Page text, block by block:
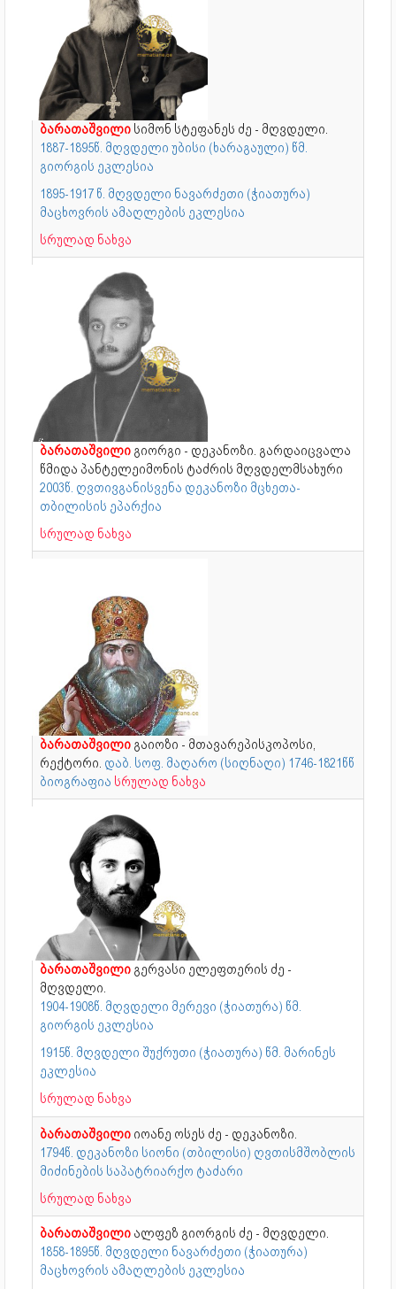
ბარათაშვილი სიმონ სტეფანეს ძე - მღვდელი.
1887-1895წ. მღვდელი უბისი (ხარაგაული) წმ.
გიორგის ეკლესია
1895-1917 წ. მღვდელი ნავარძეთი (ჭიათურა)
მაცხოვრის ამაღლების ეკლესია
სრულად ნახვა
ბარათაშვილი გიორგი - დეკანოზი. გარდაიცვალა
წმიდა პანტელეიმონის ტაძრის მღვდელმსახური
2003წ. ღვთივგანისვენა დეკანოზი მცხეთა-
თბილისის ეპარქია
სრულად ნახვა
ბარათაშვილი გაიოზი - მთავარეპისკოპოსი,
რექტორი. დაბ. სოფ. მაღარო (სიღნაღი) 1746-1821წწ
ბიოგრაფია სრულად ნახვა
ბარათაშვილი გერვასი ელეფთერის ძე -
მღვდელი.
1904-1908წ. მღვდელი მერევი (ჭიათურა) წმ.
გიორგის ეკლესია
1915წ. მღვდელი შუქრუთი (ჭიათურა) წმ. მარინეს
ეკლესია
სრულად ნახვა
ბარათაშვილი იოანე ოსეს ძე - დეკანოზი.
1794წ. დეკანოზი სიონი (თბილისი) ღვთისმშობლის
მიძინების საპატრიარქო ტაძარი
სრულად ნახვა
ბარათაშვილი ალფეზ გიორგის ძე - მღვდელი.
1858-1895წ. მღვდელი ნავარძეთი (ჭიათურა)
მაცხოვრის ამაღლების ეკლესია